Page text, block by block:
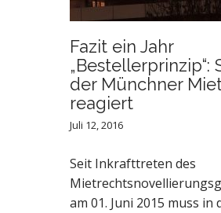
Fazit ein Jahr
„Bestellerprinzip“:
der Münchner
reagiert
Juli 12, 2016
Seit Inkrafttreten des
am 01. Juni 2015 muss in